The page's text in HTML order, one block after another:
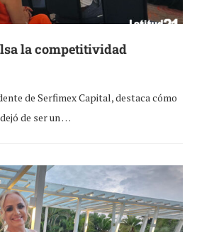
la competitividad
de Serfimex Capital, destaca cómo
de ser un …